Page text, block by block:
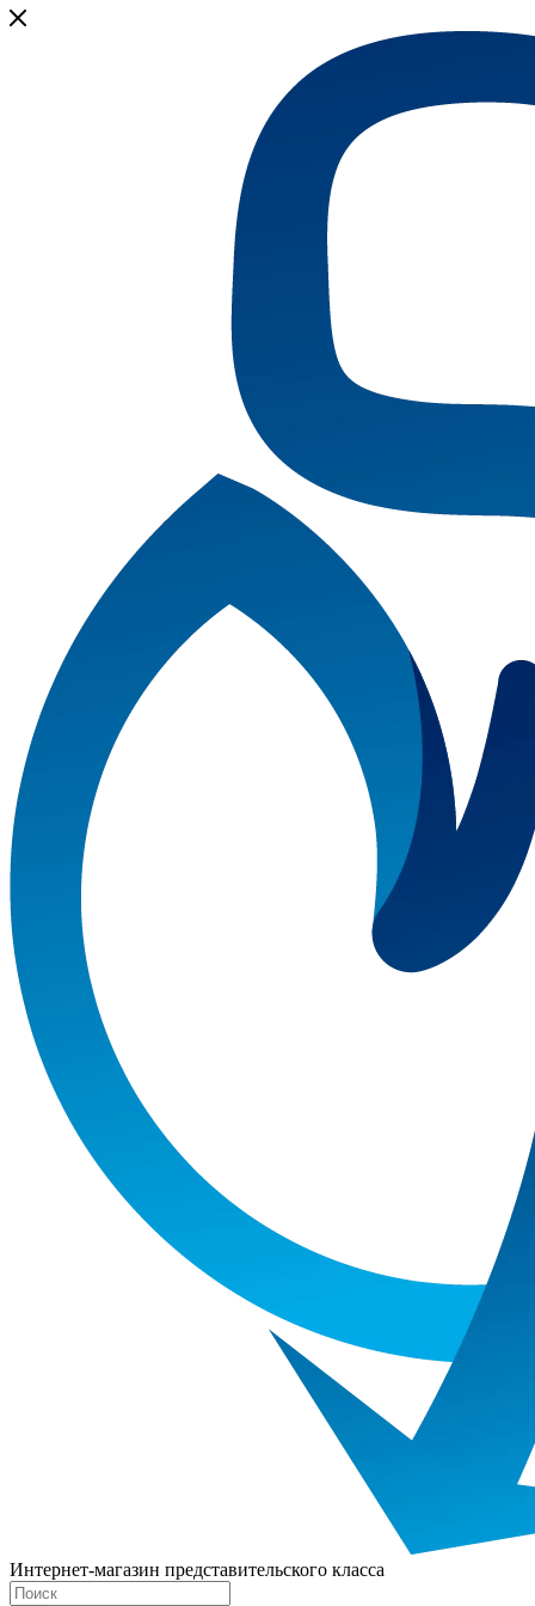
Интернет-магазин представительского класса